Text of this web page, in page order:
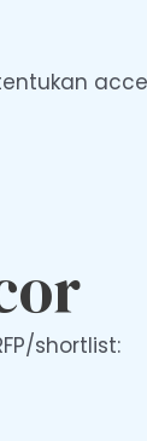
shortlist: